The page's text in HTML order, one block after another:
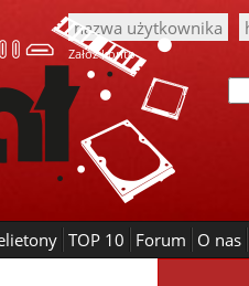
Załóż konto
TOP 10 Forum O nas